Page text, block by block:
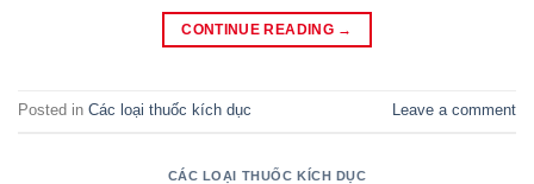
CONTINUE READING →
Posted in Các loại thuốc kích dục Leave a comment
CÁC LOẠI THUỐC KÍCH DỤC